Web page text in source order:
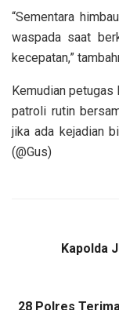
“Sementara
waspada saat
kecepatan,”
Kemudian petugas
patroli rutin
jika ada kejadian
(@Gus)
Kapolda
28 Polres